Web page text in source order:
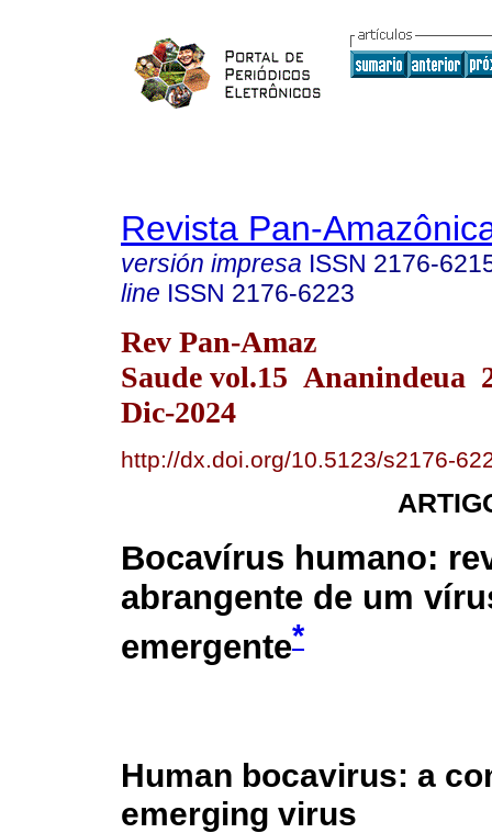
Revista Pan-
versión impresa ISSN 2176-
line ISSN 2176-6223
Rev Pan-Amaz
Saude vol.15 Ananindeua
Dic-2024
http://dx.doi.org/10.5123/s2176-
Bocavírus humano:
abrangente de um
emergente*
Human bocavirus: a
emerging virus